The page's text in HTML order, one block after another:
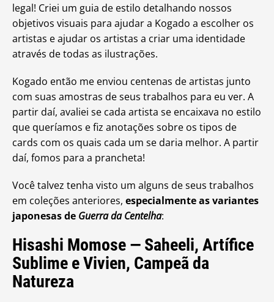
legal! Criei um guia de estilo detalhando nossos
objetivos visuais para ajudar a Kogado a escolher os
artistas e ajudar os artistas a criar uma identidade
através de todas as ilustrações.
Kogado então me enviou centenas de artistas junto
com suas amostras de seus trabalhos para eu ver. A
partir daí, avaliei se cada artista se encaixava no estilo
que queríamos e fiz anotações sobre os tipos de
cards com os quais cada um se daria melhor. A partir
daí, fomos para a prancheta!
Você talvez tenha visto um alguns de seus trabalhos
em coleções anteriores, especialmente as variantes
japonesas de Guerra da Centelha:
Hisashi Momose — Saheeli, Artífice
Sublime e Vivien, Campeã da
Natureza